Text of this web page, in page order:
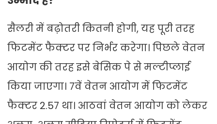
सैलरी में बढ़ोतरी कितनी होगी, यह पूरी तरह
फिटमेंट फैक्टर पर निर्भर करेगा। पिछले वेतन
आयोग की तरह इसे बेसिक पे से मल्टीप्लाई
किया जाएगा। 7वें वेतन आयोग में फिटमेंट
फैक्टर 2.57 था। आठवां वेतन आयोग को लेकर